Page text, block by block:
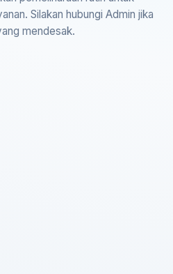
Silakan hubungi Admin jika
mendesak.